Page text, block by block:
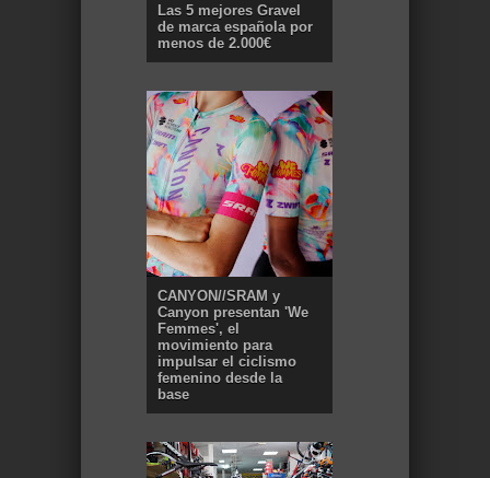
Las 5 mejores Gravel
de marca española por
menos de 2.000€
CANYON//SRAM y
Canyon presentan 'We
Femmes', el
movimiento para
impulsar el ciclismo
femenino desde la
base